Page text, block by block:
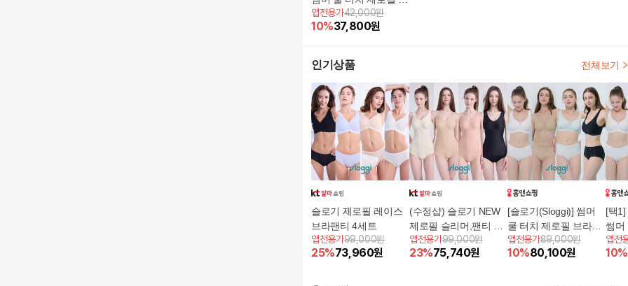
라팬티 (1세트/ 런닝형)
앱전용가42,000원
10%37,800원
인기상품 전체보기
슬로기 제로필 레이스
브라팬티 4세트
앱전용가99,000원
25%73,960원
(수정샵) 슬로기 NEW
제로필 슬리머,팬티 4
세트
앱전용가99,000원
23%75,740원
[슬로기(Sloggi)] 썸머
쿨 터치 제로필 브라팬
티 (4세트/ 런닝형)
앱전용가89,000원
10%80,100원
[택
썸머
라팬
앱전
10%